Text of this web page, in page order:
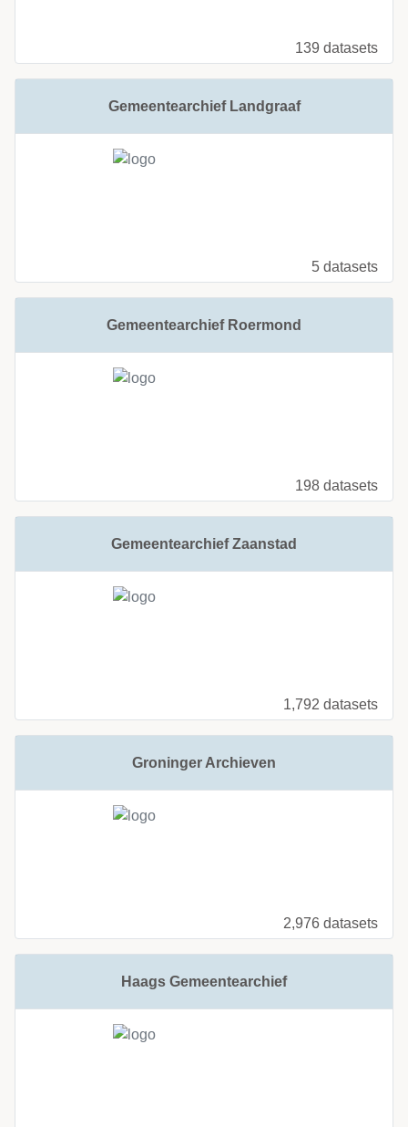
139 datasets
Gemeentearchief Landgraaf
5 datasets
Gemeentearchief Roermond
198 datasets
Gemeentearchief Zaanstad
1,792 datasets
Groninger Archieven
2,976 datasets
Haags Gemeentearchief